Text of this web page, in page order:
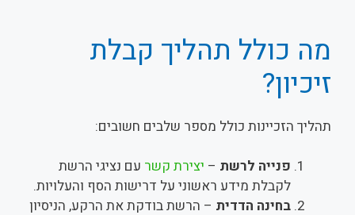
מה כולל תהליך קבלת
זיכיון?
תהליך הזכיינות כולל מספר שלבים חשובים:
פנייה לרשת – יצירת קשר עם נציגי הרשת
לקבלת מידע ראשוני על דרישות הסף והעלויות.
בחינה הדדית – הרשת בודקת את הרקע, הניסיון